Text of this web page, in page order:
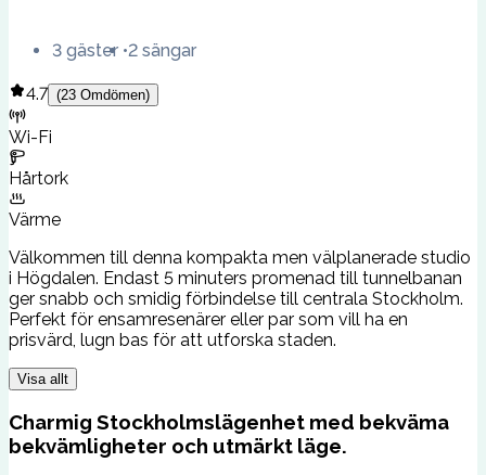
3 gäster 2 sängar
4.7 (23 Omdömen)
Wi-Fi
Hårtork
Värme
Välkommen till denna kompakta men välplanerade studio
i Högdalen. Endast 5 minuters promenad till tunnelbanan
ger snabb och smidig förbindelse till centrala Stockholm.
Perfekt för ensamresenärer eller par som vill ha en
prisvärd, lugn bas för att utforska staden.
Visa allt
Charmig Stockholmslägenhet med bekväma
bekvämligheter och utmärkt läge.